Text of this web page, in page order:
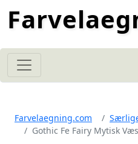
Farvelaegning.com
Gothic Fe Fairy Mytisk